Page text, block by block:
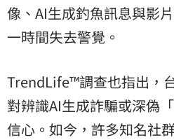
像、AI生成釣魚訊息與影
一時間失去警覺。
TrendLife™調查也指出，
對辨識AI生成詐騙或深偽
信心。如今，許多知名社